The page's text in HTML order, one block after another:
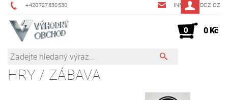
+420727830530 INFO@JMDCZ.CZ
0 0 Kč
HRY / ZÁBAVA